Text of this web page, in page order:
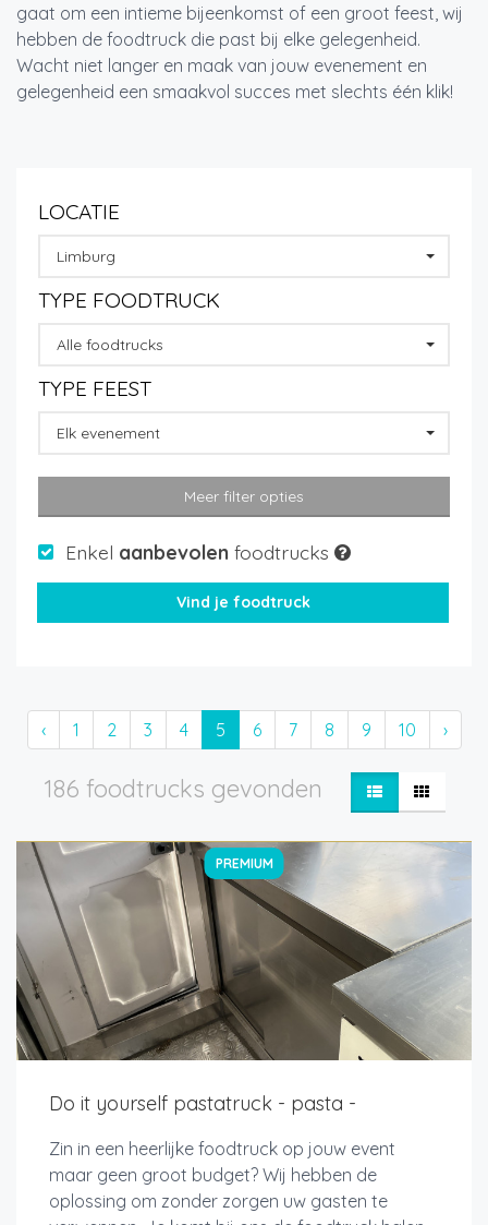
gaat om een intieme bijeenkomst of een groot feest, wij
hebben de foodtruck die past bij elke gelegenheid.
Wacht niet langer en maak van jouw evenement en
gelegenheid een smaakvol succes met slechts één klik!
LOCATIE
Limburg
TYPE FOODTRUCK
Alle foodtrucks
TYPE FEEST
Elk evenement
Meer filter opties
Enkel aanbevolen foodtrucks
‹ 1 2 3 4 5 6 7 8 9 10 ›
186 foodtrucks gevonden
PREMIUM
Do it yourself pastatruck - pasta -
Zin in een heerlijke foodtruck op jouw event
maar geen groot budget? Wij hebben de
oplossing om zonder zorgen uw gasten te